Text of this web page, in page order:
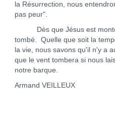
la Résurrection, nous
pas peur".
Dès que Jésus est monté
tombé. Quelle que soit la
la vie, nous savons qu'il n'y a
que le vent tombera si nous
notre barque.
Armand VEILLEUX